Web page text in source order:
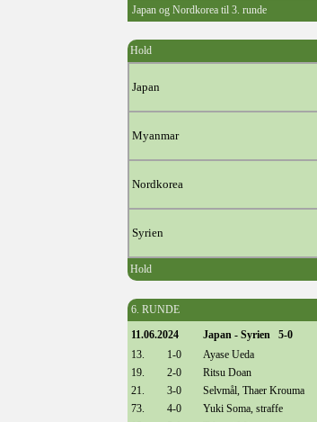
Japan og Nordkorea til 3. runde
Hold
Japan
Myanmar
Nordkorea
Syrien
Hold
6. RUNDE
11.06.2024
Japan - Syrien 5-0
13.
1-0 Ayase Ueda
19.
2-0 Ritsu Doan
21.
3-0 Selvmål, Thaer Krouma
73.
4-0 Yuki Soma, straffe